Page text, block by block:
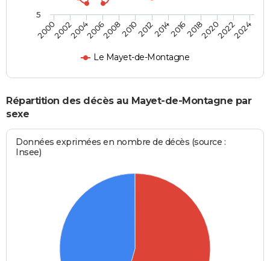
Le Mayet-de-Montagne
2000200220042006200820102012201420162018202020222024
5
Répartition des décès au Mayet-de-Montagne par
sexe
Données exprimées en nombre de décès (source :
Insee)